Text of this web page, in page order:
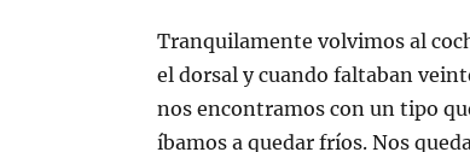
Tranquilamente volvimos al
el dorsal y cuando faltaban
nos encontramos con un tipo
íbamos a quedar fríos. Nos